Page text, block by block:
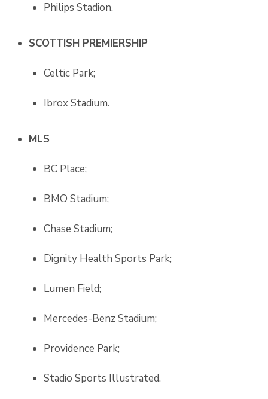
Philips Stadion.
SCOTTISH PREMIERSHIP
Celtic Park;
Ibrox Stadium.
MLS
BC Place;
BMO Stadium;
Chase Stadium;
Dignity Health Sports Park;
Lumen Field;
Mercedes-Benz Stadium;
Providence Park;
Stadio Sports Illustrated.